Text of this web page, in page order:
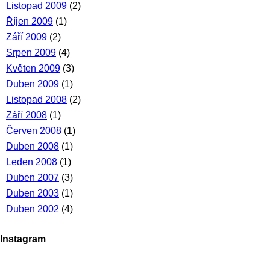
Listopad 2009 (2)
Říjen 2009 (1)
Září 2009 (2)
Srpen 2009 (4)
Květen 2009 (3)
Duben 2009 (1)
Listopad 2008 (2)
Září 2008 (1)
Červen 2008 (1)
Duben 2008 (1)
Leden 2008 (1)
Duben 2007 (3)
Duben 2003 (1)
Duben 2002 (4)
Instagram